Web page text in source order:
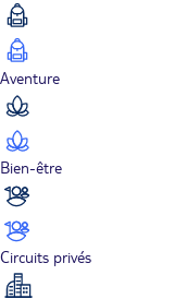
Aventure
Bien-être
Circuits privés